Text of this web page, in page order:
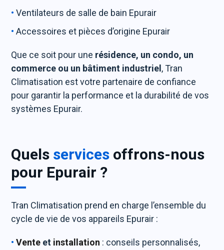
Ventilateurs de salle de bain Epurair
Accessoires et pièces d’origine Epurair
Que ce soit pour une résidence, un condo, un
commerce ou un bâtiment industriel , Tran
Climatisation est votre partenaire de confiance
pour garantir la performance et la durabilité de vos
systèmes Epurair.
Quels services offrons-nous
pour Epurair ?
Tran Climatisation prend en charge l’ensemble du
cycle de vie de vos appareils Epurair :
Vente et installation : conseils personnalisés,